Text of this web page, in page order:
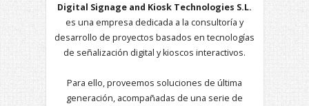
Digital Signage and Kiosk Technologies S.L.
es una empresa dedicada a la consultoría y
desarrollo de proyectos basados en tecnologías
de señalización digital y kioscos interactivos.
Para ello, proveemos soluciones de última
generación, acompañadas de una serie de